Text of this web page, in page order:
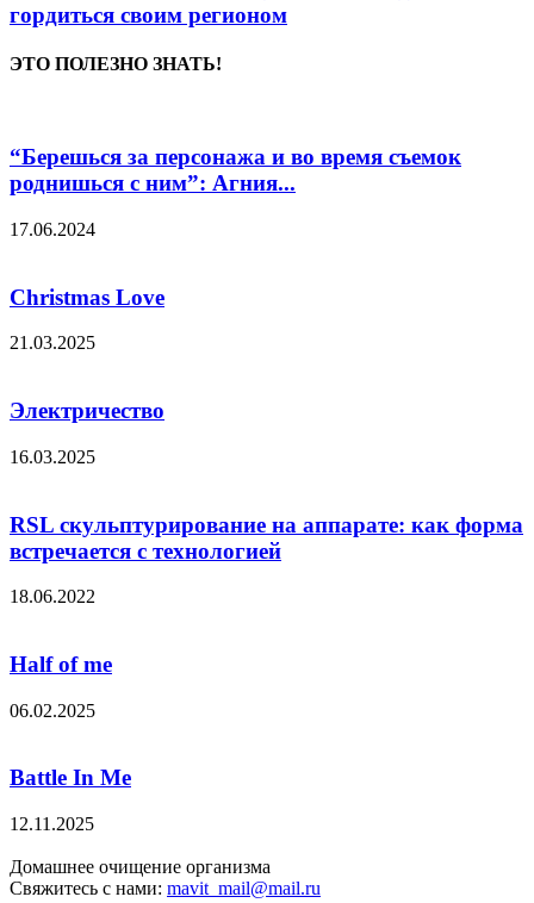
гордиться своим регионом
ЭТО ПОЛЕЗНО ЗНАТЬ!
“Берешься за персонажа и во время съемок
роднишься с ним”: Агния...
17.06.2024
Christmas Love
21.03.2025
Электричество
16.03.2025
RSL скульптурирование на аппарате: как форма
встречается с технологией
18.06.2022
Half of me
06.02.2025
Battle In Me
12.11.2025
Домашнее очищение организма
Свяжитесь с нами: mavit_mail@mail.ru